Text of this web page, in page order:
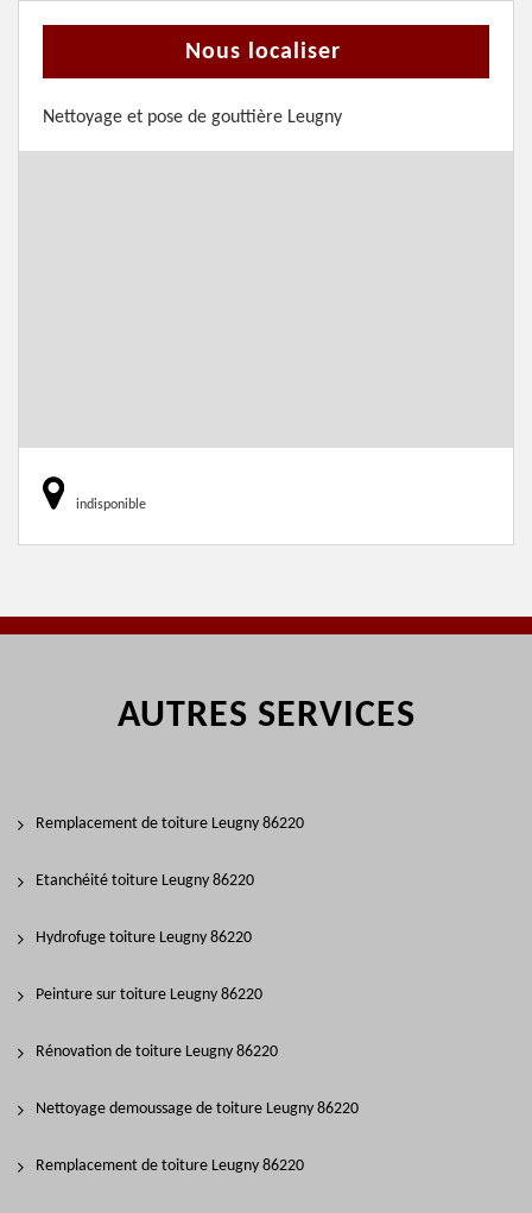
Nous localiser
Nettoyage et pose de gouttière Leugny
indisponible
AUTRES SERVICES
Remplacement de toiture Leugny 86220
Etanchéité toiture Leugny 86220
Hydrofuge toiture Leugny 86220
Peinture sur toiture Leugny 86220
Rénovation de toiture Leugny 86220
Nettoyage demoussage de toiture Leugny 86220
Remplacement de toiture Leugny 86220